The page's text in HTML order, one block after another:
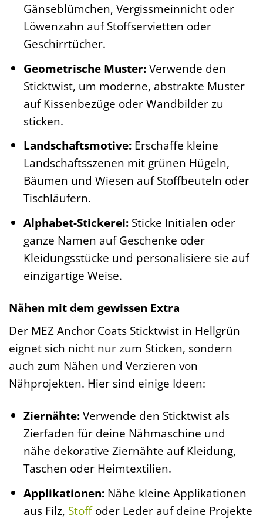
Gänseblümchen, Vergissmeinnicht oder
Löwenzahn auf Stoffservietten oder
Geschirrtücher.
Geometrische Muster:Verwende den
Sticktwist, um moderne, abstrakte Muster
auf Kissenbezüge oder Wandbilder zu
sticken.
Landschaftsmotive:Erschaffe kleine
Landschaftsszenen mit grünen Hügeln,
Bäumen und Wiesen auf Stoffbeuteln oder
Tischläufern.
Alphabet-Stickerei:Sticke Initialen oder
ganze Namen auf Geschenke oder
Kleidungsstücke und personalisiere sie auf
einzigartige Weise.
Nähen mit dem gewissen Extra
Der MEZ Anchor Coats Sticktwist in Hellgrün
eignet sich nicht nur zum Sticken, sondern
auch zum Nähen und Verzieren von
Nähprojekten. Hier sind einige Ideen:
Ziernähte:Verwende den Sticktwist als
Zierfaden für deine Nähmaschine und
nähe dekorative Ziernähte auf Kleidung,
Taschen oder Heimtextilien.
Applikationen:Nähe kleine Applikationen
aus Filz, Stoffoder Leder auf deine Projekte